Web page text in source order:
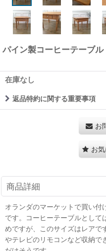
パイン製コーヒーテーブル
在庫なし
返品特約に関する重要事項
お
お
商品詳細
オランダのマーケットで買い付
です。コーヒーテーブルとして
めですが、このサイズはレアで
やテレビのリモコンなど収納で